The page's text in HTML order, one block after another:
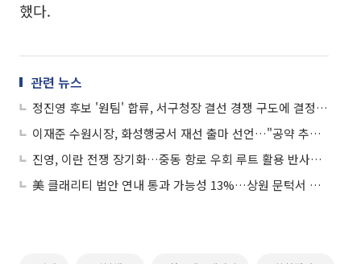
했다.
관련 뉴스
정진영 후보 '원팀' 합류, 서구청장 결선 경쟁 구도에 결정적 변수
이재준 수원시장, 화성행궁서 재선 출마 선언…"공약 추진율 93.7%, 씨앗의 열매 맺겠다"
진영, 이란 전쟁 장기화…중동 항로 우회 루트 활용 반사익 기대감에 이틀째 상승세
美 클래리티 법안 연내 통과 가능성 13%…상원 문턱서 제동